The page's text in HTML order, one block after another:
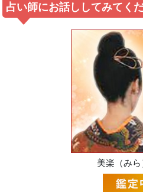
占い師にお話ししてみてく
美楽（み